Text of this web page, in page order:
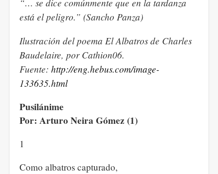
está el peligro.” (Sancho Panza)
Ilustración del poema El Albatros de Charles
Baudelaire, por Cathion06.
Fuente: http://eng.hebus.com/image-
133635.html
Pusilánime
Por: Arturo Neira Gómez (1)
1
Como albatros capturado,